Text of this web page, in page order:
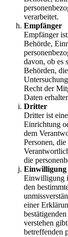
verarbeitet.
Empfänger
Empfänger
Behörde,
davon, ob es
Behörden,
Recht der
Daten
Dritter
Dritter ist
Einrichtung
dem
Personen,
die
Einwilligung
Einwilligung
den
einer
verstehen
betreffenden